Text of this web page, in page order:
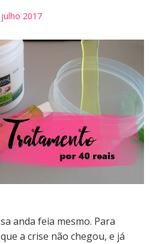
2017
anda feia mesmo. Para
a crise não chegou, e já